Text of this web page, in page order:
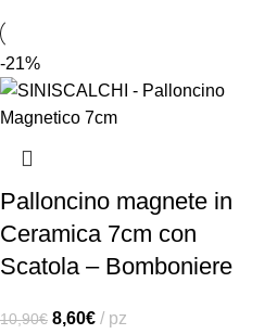
-21%
Palloncino magnete in
Ceramica 7cm con
Scatola – Bomboniere
10,90€ 8,60€
pz